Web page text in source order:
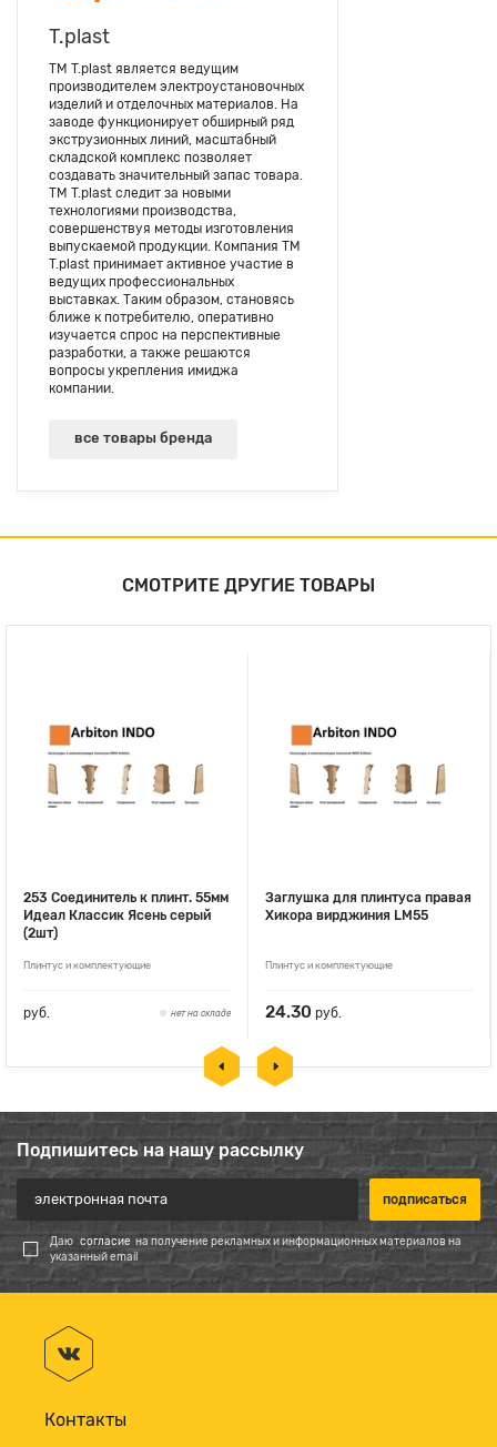
T.plast
ТМ T.plast является ведущим
производителем электроустановочных
изделий и отделочных материалов. На
заводе функционирует обширный ряд
экструзионных линий, масштабный
складской комплекс позволяет
создавать значительный запас товара.
ТМ T.plast следит за новыми
технологиями производства,
совершенствуя методы изготовления
выпускаемой продукции. Компания ТМ
T.plast принимает активное участие в
ведущих профессиональных
выставках. Таким образом, становясь
ближе к потребителю, оперативно
изучается спрос на перспективные
разработки, а также решаются
вопросы укрепления имиджа
компании.
все товары бренда
СМОТРИТЕ ДРУГИЕ ТОВАРЫ
253 Соединитель к плинт. 55мм
Идеал Классик Ясень серый
(2шт)
Плинтус и комплектующие
руб. нет на складе
Заглушка для плинтуса правая
Хикора вирджиния LM55
Плинтус и комплектующие
24.30 руб.
Подпишитесь на нашу рассылку
Даю согласие на получение рекламных и информационных материалов на
указанный email
Контакты